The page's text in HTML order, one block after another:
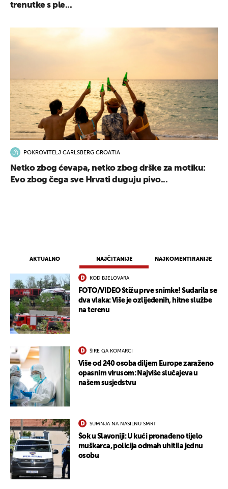
AKTUALNO NAJČITANIJE NAJKOMENTIRANIJE
KOD BJELOVARA
FOTO/VIDEO Stižu prve snimke! Sudarila se
dva vlaka: Više je ozlijeđenih, hitne službe
na terenu
ŠIRE GA KOMARCI
Više od 240 osoba diljem Europe zaraženo
opasnim virusom: Najviše slučajeva u
našem susjedstvu
SUMNJA NA NASILNU SMRT
Šok u Slavoniji: U kući pronađeno tijelo
muškarca, policija odmah uhitila jednu
osobu
trenutke s ple...
POKROVITELJ CARLSBERG CROATIA
Netko zbog ćevapa, netko zbog drške za motiku:
Evo zbog čega sve Hrvati duguju pivo...